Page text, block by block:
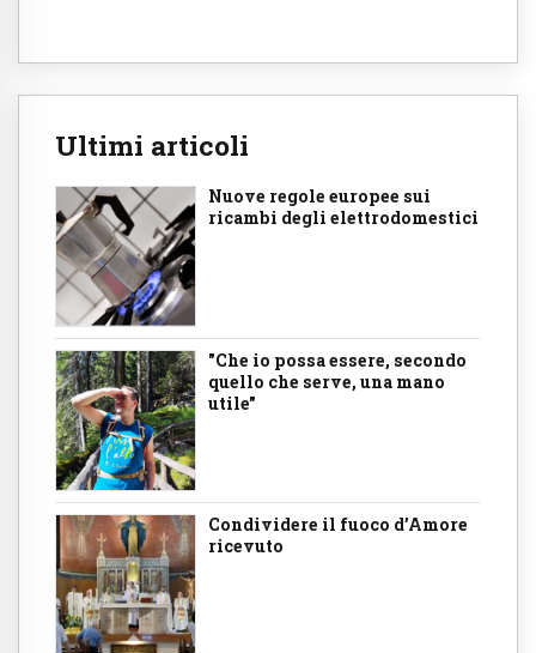
Ultimi articoli
Nuove regole europee sui
ricambi degli elettrodomestici
"Che io possa essere, secondo
quello che serve, una mano
utile"
Condividere il fuoco d’Amore
ricevuto